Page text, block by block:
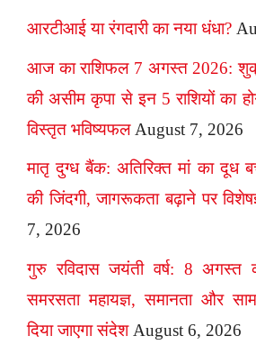
आरटीआई या रंगदारी का नया धंधा?
आज का राशिफल 7 अगस्त 2026:
की असीम कृपा से इन 5 राशियों का
विस्तृत भविष्यफल August 7, 2026
मातृ दुग्ध बैंक: अतिरिक्त मां का दूध
की जिंदगी, जागरूकता बढ़ाने पर
7, 2026
गुरु रविदास जयंती वर्ष: 8 अगस्त
समरसता महायज्ञ, समानता और
दिया जाएगा संदेश August 6, 2026